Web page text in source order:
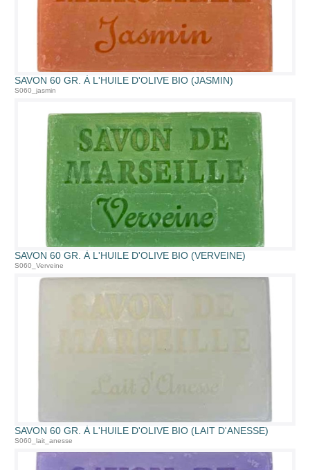
SAVON 60 GR. À L'HUILE D'OLIVE BIO (JASMIN)
S060_jasmin
SAVON 60 GR. À L'HUILE D'OLIVE BIO (VERVEINE)
S060_Verveine
SAVON 60 GR. À L'HUILE D'OLIVE BIO (LAIT D'ANESSE)
S060_lait_anesse